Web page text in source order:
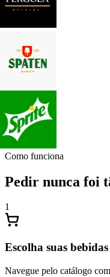
Como funciona
Pedir nunca foi
1
Escolha suas bebidas
Navegue pelo catálogo